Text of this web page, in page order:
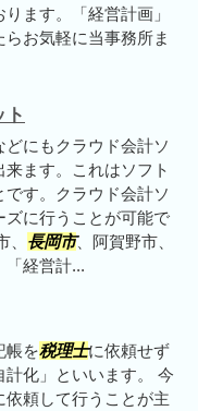
ます。「経営計画」
お気軽に当事務所ま
ト
にもクラウド会計ソ
ます。これはソフト
す。クラウド会計ソ
ズに行うことが可能で
長岡市、阿賀野市、
「経営計...
帳を税理士に依頼せず
化」といいます。 今
依頼して行うことが主